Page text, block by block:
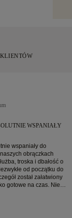
WSPANIAŁY
wspaniały do
obrączkach
troska i dbałość o
od początku do
został załatwiony
gotowe na czas. Nie